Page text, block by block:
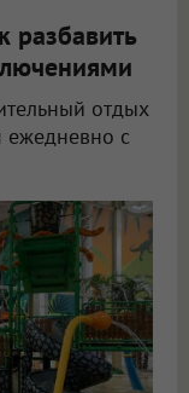
разбавить
отдых
ежедневно с